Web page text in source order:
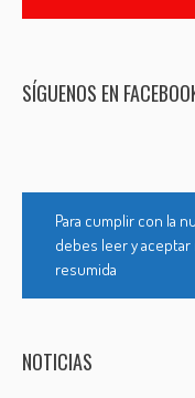
SÍGUENOS EN
Para cumplir con la
debes leer y
resumida
NOTICIAS